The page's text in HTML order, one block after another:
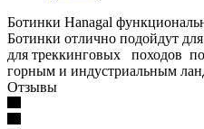
Ботинки Hanagal
Ботинки отлично подойдут
для треккинговых походов
горным и индустриальным
Отзывы